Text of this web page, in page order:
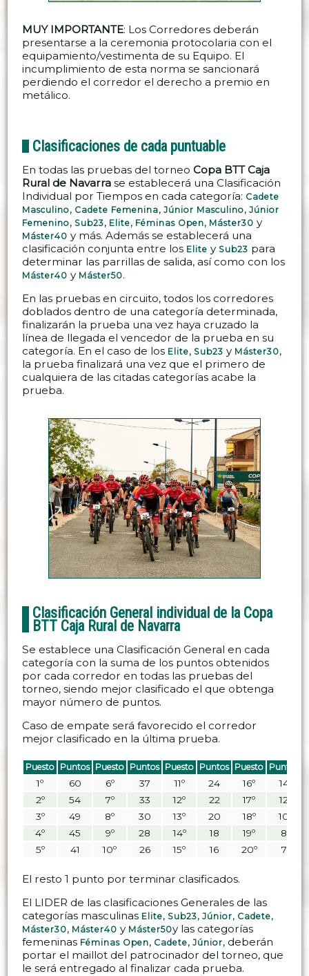
MUY IMPORTANTE: Los Corredores deberán
presentarse a la ceremonia protocolaria con el
equipamiento/vestimenta de su Equipo. El
incumplimiento de esta norma se sancionará
perdiendo el corredor el derecho a premio en
metálico.
Clasificaciones de cada puntuable
En todas las pruebas del torneoCopa BTT Caja
Rural de Navarra se establecerá una Clasificación
Individual por Tiempos en cada categoría: Cadete
Masculino, Cadete Femenina,Júnior Masculino,Júnior
Femenino, Sub23, Elite, Féminas Open, Máster30 y
Máster40 y más. Además se establecerá una
clasificación conjunta entre los Elite y Sub23 para
determinar las parrillas de salida, así como con los
Máster40 y Máster50.
En las pruebas en circuito, todos los corredores
doblados dentro de una categoría determinada,
finalizarán la prueba una vez haya cruzado la
línea de llegada el vencedor de la prueba en su
categoría. En el caso de los Elite, Sub23 y Máster30,
la prueba finalizará una vez que el primero de
cualquiera de las citadas categorías acabe la
prueba.
Clasificación General individual de la Copa
BTT Caja Rural de Navarra
Se establece una Clasificación General en cada
categoría con la suma de los puntos obtenidos
por cada corredor en todas las pruebas del
torneo, siendo mejor clasificado el que obtenga
mayor número de puntos.
Caso de empate será favorecido el corredor
mejor clasificado en la última prueba.
Puesto Puntos Puesto Puntos Puesto Puntos Puesto Puntos
1º 60 6º 37 11º 24 16º
14
2º
54 7º 33 12º 22 17º
12
3º
49 8º 30 13º 20 18º
10
4º
45 9º 28 14º 18 19º
8
5º
41 10º 26 15º 16 20º 7
El resto 1 punto por terminar clasificados.
El LIDER de las clasificaciones Generales de las
categorías masculinas Elite, Sub23,Júnior, Cadete,
Máster30, Máster40 y Máster50y las categorías
femeninas Féminas Open, Cadete,Júnior, deberán
portar el maillot del patrocinador del torneo, que
le será entregado al finalizar cada prueba.